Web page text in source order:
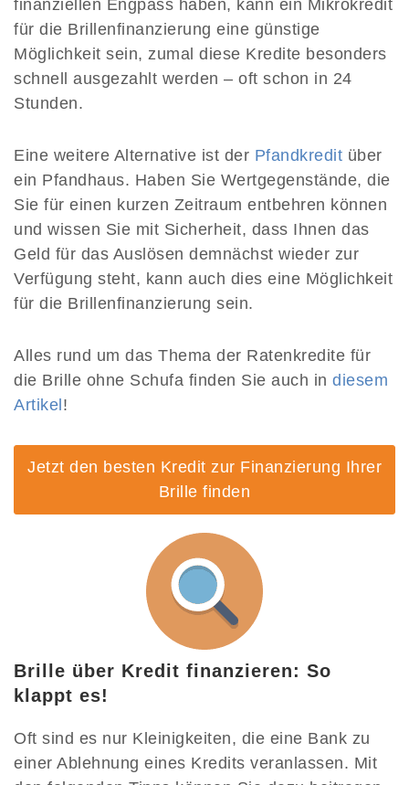
finanziellen Engpass haben, kann ein Mikrokredit
für die Brillenfinanzierung eine günstige
Möglichkeit sein, zumal diese Kredite besonders
schnell ausgezahlt werden – oft schon in 24
Stunden.
Eine weitere Alternative ist der Pfandkredit über
ein Pfandhaus. Haben Sie Wertgegenstände, die
Sie für einen kurzen Zeitraum entbehren können
und wissen Sie mit Sicherheit, dass Ihnen das
Geld für das Auslösen demnächst wieder zur
Verfügung steht, kann auch dies eine Möglichkeit
für die Brillenfinanzierung sein.
Alles rund um das Thema der Ratenkredite für
die Brille ohne Schufa finden Sie auch in diesem
Artikel !
Jetzt den besten Kredit zur Finanzierung Ihrer
Brille finden
Brille über Kredit finanzieren: So
klappt es!
Oft sind es nur Kleinigkeiten, die eine Bank zu
einer Ablehnung eines Kredits veranlassen. Mit